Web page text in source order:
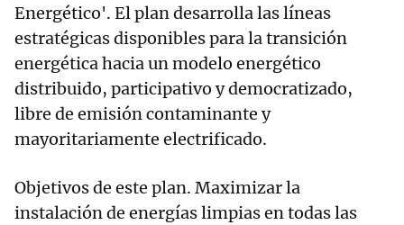
Energético'. El plan desarrolla las líneas
estratégicas disponibles para la transición
energética hacia un modelo energético
distribuido, participativo y democratizado,
libre de emisión contaminante y
mayoritariamente electrificado.
Objetivos de este plan. Maximizar la
instalación de energías limpias en todas las